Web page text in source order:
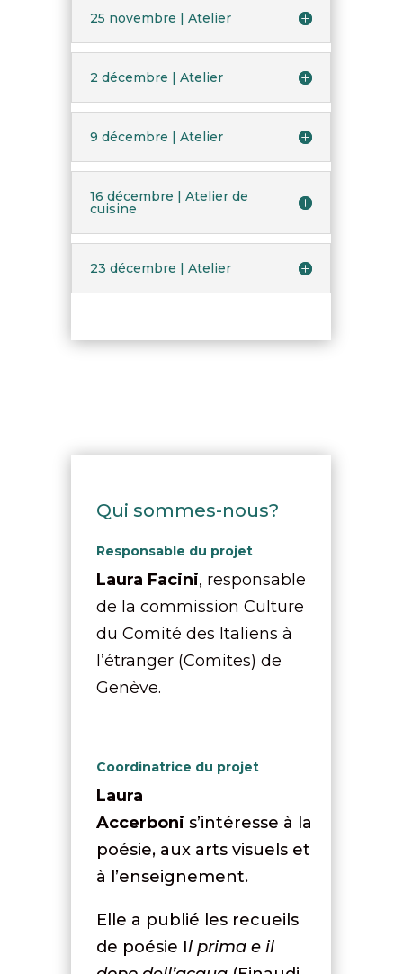
25 novembre | Atelier
2 décembre | Atelier
9 décembre | Atelier
16 décembre | Atelier de
cuisine
23 décembre | Atelier
Qui sommes-nous?
Responsable du projet
Laura Facini, responsable
de la commission Culture
du Comité des Italiens à
l’étranger (Comites) de
Genève.
Coordinatrice du projet
Laura
Accerboni s’intéresse à la
poésie, aux arts visuels et
à l’enseignement.
Elle a publié les recueils
de poésie Il prima e il